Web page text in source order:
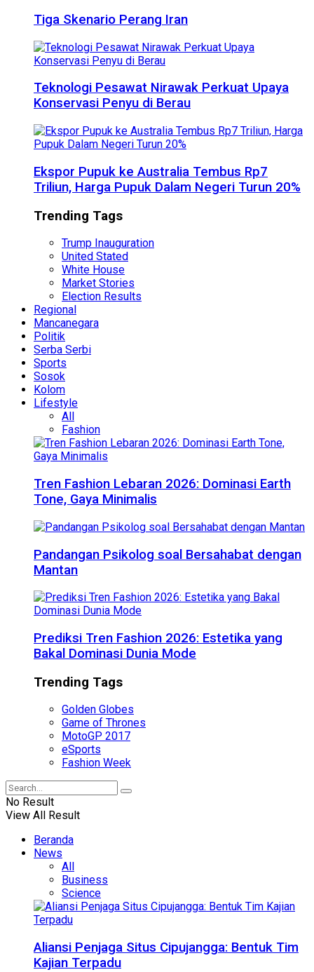
Tiga Skenario Perang Iran
Teknologi Pesawat Nirawak Perkuat Upaya
Konservasi Penyu di Berau
Ekspor Pupuk ke Australia Tembus Rp7
Triliun, Harga Pupuk Dalam Negeri Turun 20%
Trending Tags
Trump Inauguration
United Stated
White House
Market Stories
Election Results
Regional
Mancanegara
Politik
Serba Serbi
Sports
Sosok
Kolom
Lifestyle
All
Fashion
Tren Fashion Lebaran 2026: Dominasi Earth
Tone, Gaya Minimalis
Pandangan Psikolog soal Bersahabat dengan
Mantan
Prediksi Tren Fashion 2026: Estetika yang
Bakal Dominasi Dunia Mode
Trending Tags
Golden Globes
Game of Thrones
MotoGP 2017
eSports
Fashion Week
No Result
View All Result
Beranda
News
All
Business
Science
Aliansi Penjaga Situs Cipujangga: Bentuk Tim
Kajian Terpadu